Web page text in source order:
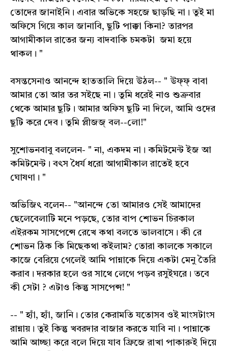
তোদের জানাইনি। এবার অভিকে সহজে ছাড়ছি না। তুই মা
অফিসে গিয়ে কাল জানাবি, ছুটি পাক্কা কিনা? তারপর
আগামীকাল রাতের জন্য বাদবাকি চমকটা জমা হয়ে
থাকল। "
বসন্তসেনাও আনন্দে হাততালি দিয়ে উঠল-- " উফ্ফ্ বাবা
আমার তো আর তর সইছে না। তুমি ধরেই নাও শুক্রবার
থেকে আমার ছুটি। আমার অফিস ছুটি না দিলে, আমি ওদের
ছুটি করে দেব। তুমি প্লীজজ্ বল--লো!"
সুশোভনবাবু বললেন- " না, একদম না। কমিটমেন্ট ইজ আ
কমিটমেন্ট। বৎস ধৈর্য ধরো আগামীকাল রাতেই হবে
ঘোষণা। "
অভিজিৎ বলেন-- "আনন্দে তো আমারও সেই আমাদের
ছেলেবেলাটি মনে পড়ছে, তোর বাপ শোভন চিরকাল
এইরকম সাসপেন্সে রেখে কথা বলতে ভালবাসে। কী রে
শোভন ঠিক কি মিছেকথা কইলাম? তোরা কালকে সকালে
কাজে বেরিয়ে গেলেই আমি পান্নাকে দিয়ে একটা মেনু তৈরি
করাব। দরকার হলে ওর সাথে লেগে পড়ব রসুইঘরে। তবে
কী সেটা ? এটাও কিন্তু সাসপেন্স! "
-- " হ্যাঁ, হ্যাঁ, জানি। তোর কেরামতি যতোসব ওই মাংসটাংস
রান্নায়। তুই কিন্তু খবরদার বাজার করতে যাবি না। পান্নাকে
আমি আচ্ছা করে বলে দিয়ে যাব ফ্রিজে রাখা পাকারুই দিয়ে